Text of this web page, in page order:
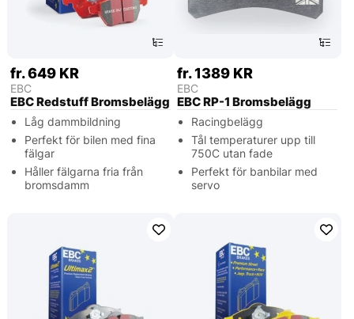
fr. 649 KR
EBC
EBC Redstuff Bromsbelägg
Låg dammbildning
Perfekt för bilen med fina
fälgar
Håller fälgarna fria från
bromsdamm
fr. 1389 KR
EBC
EBC RP-1 Bromsbelägg
Racingbelägg
Tål temperaturer upp till
750C utan fade
Perfekt för banbilar med
servo